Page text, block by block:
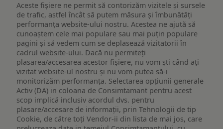
Aceste fișiere ne permit să contorizăm vizitele și sursele
de trafic, astfel încât să putem măsura și îmbunătăți
performanța website-ului nostru. Acestea ne ajută să
cunoaștem cele mai populare sau mai puțin populare
pagini și să vedem cum se deplasează vizitatorii în
cadrul website-ului. Dacă nu permiteți
plasarea/accesarea acestor fișiere, nu vom ști când ați
vizitat website-ul nostru și nu vom putea să-i
monitorizăm performanța. Selectarea opțiunii generale
Activ (DA) in coloana de Consimtamant pentru acest
scop implică inclusiv acordul dvs. pentru
plasare/accesare de informații, prin Tehnologii de tip
Cookie, de către toți Vendor-ii din lista de mai jos, care